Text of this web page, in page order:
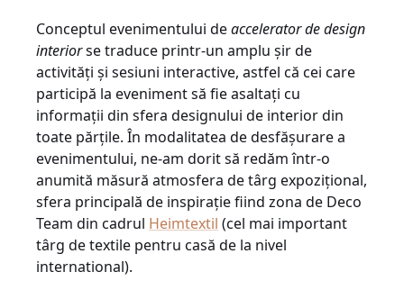
Conceptul evenimentului deaccelerator de design
interiorse traduce printr-un amplu șir de
activități și sesiuni interactive, astfel că cei care
participă la eveniment să fie asaltați cu
informații din sfera designului de interior din
toate părțile. În modalitatea de desfășurare a
evenimentului, ne-am dorit să redăm într-o
anumită măsură atmosfera de târg expozițional,
sfera principală de inspirație fiind zona de Deco
Team din cadrul Heimtextil (cel mai important
târg de textile pentru casă de la nivel
international).